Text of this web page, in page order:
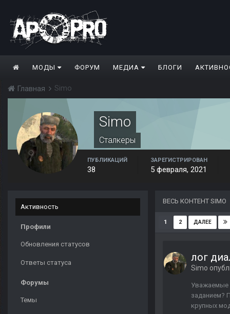
МОДЫ ФОРУМ МЕДИА БЛОГИ
Главная Simo
Simo
Сталкеры
ПУБЛИКАЦИЙ
38
ЗАРЕГИСТРИРОВАН
5 февраля, 2021
Активность
Профили
Обновления статусов
Ответы статуса
Форумы
Темы
ВЕСЬ КОНТЕНТ SIMO
1 2 ДАЛЕЕ
лог
Simo
Уважаемые
заданием?
крупных